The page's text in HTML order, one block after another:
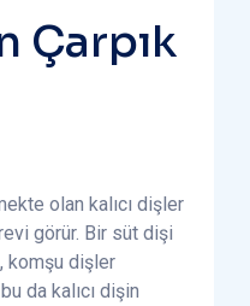
Çarpık
olan kalıcı dişler
görür. Bir süt dişi
komşu dişler
da kalıcı dişin